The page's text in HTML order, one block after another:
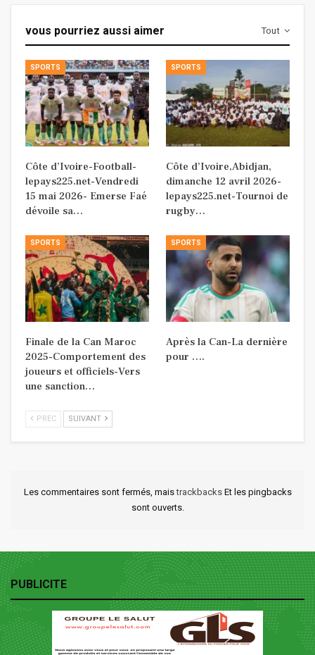
Tout
vous pourriez aussi aimer
SPORTS
Côte d’Ivoire-Football-
lepays225.net-Vendredi
15 mai 2026- Emerse Faé
dévoile sa…
SPORTS
Côte d’Ivoire,Abidjan,
dimanche 12 avril 2026-
lepays225.net-Tournoi de
rugby…
SPORTS
Finale de la Can Maroc
2025-Comportement des
joueurs et officiels-Vers
une sanction…
SPORTS
Après la Can-La dernière
pour ….
PREC SUIVANT
Les commentaires sont fermés, maistrackbacks Et les pingbacks
sont ouverts.
PUBLICITE